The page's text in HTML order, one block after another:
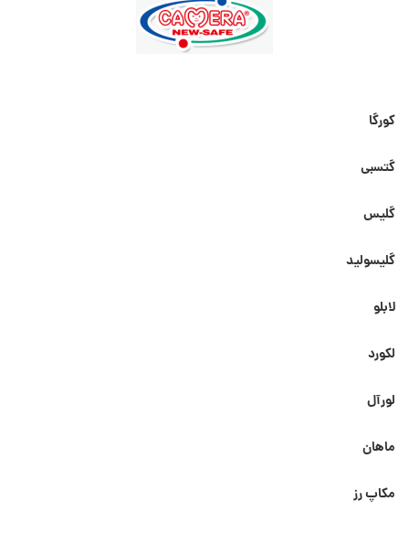
کورگا
گتسبی
گلیس
گلیسولید
لابلو
لکورد
لورآل
ماهان
مکاپ رز